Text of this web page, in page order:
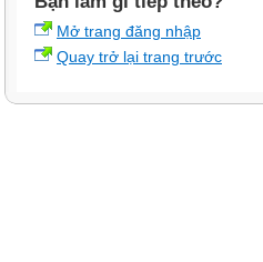
Mở trang đăng nhập
Quay trở lại trang trước